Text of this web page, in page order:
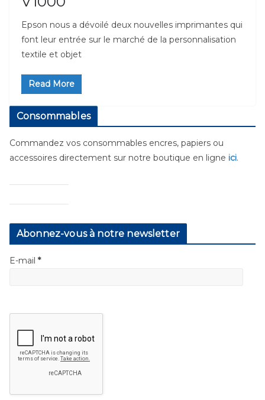
Epson nous a dévoilé deux nouvelles imprimantes qui
font leur entrée sur le marché de la personnalisation
textile et objet
Read More
Consommables
Commandez vos consommables encres, papiers ou
accessoires directement sur notre boutique en ligne ici.
Abonnez-vous à notre newsletter
E-mail *